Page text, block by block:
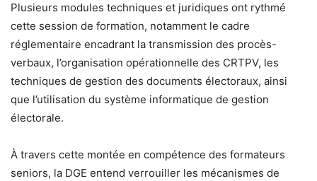
Plusieurs modules techniques et juridiques ont rythmé
cette session de formation, notamment le cadre
réglementaire encadrant la transmission des procès-
verbaux, l’organisation opérationnelle des CRTPV, les
techniques de gestion des documents électoraux, ainsi
que l’utilisation du système informatique de gestion
électorale.
À travers cette montée en compétence des formateurs
seniors, la DGE entend verrouiller les mécanismes de